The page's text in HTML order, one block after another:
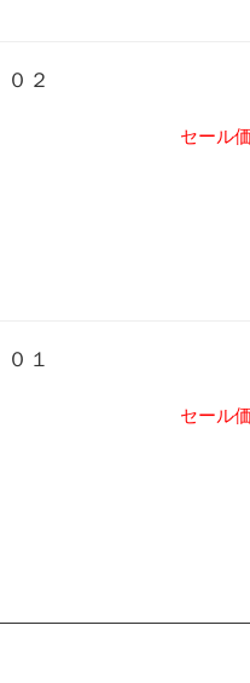
２
セール
１
セール